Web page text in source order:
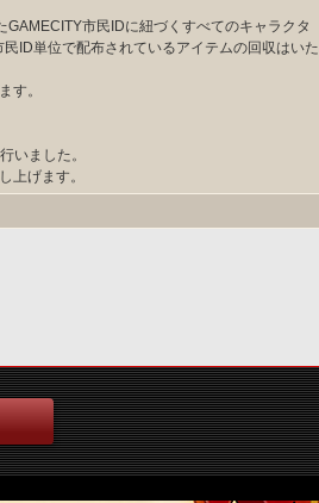
市民IDに紐づくすべてのキャラクタ
ID単位で配布されているアイテムの回収はいた
す。
いました。
上げます。